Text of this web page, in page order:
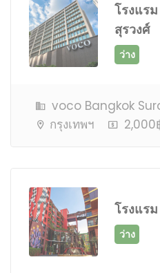
โรงแร
สุรวงศ์
voco Bangkok
กรุงเทพฯ
โรงแร
ว่าง